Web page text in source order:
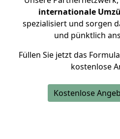
internationale
spezialisiert und sorgen
und pünktlich
Füllen Sie jetzt das
kostenlose
Kostenlose